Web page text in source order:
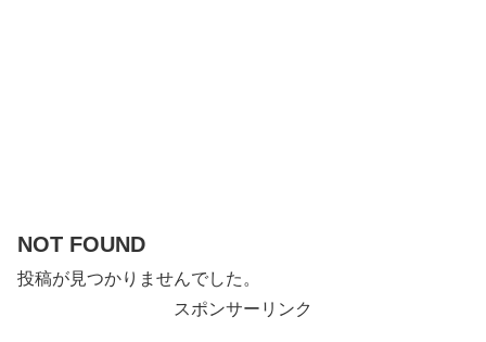
NOT FOUND
投稿が見つかりませんでした。
スポンサーリンク